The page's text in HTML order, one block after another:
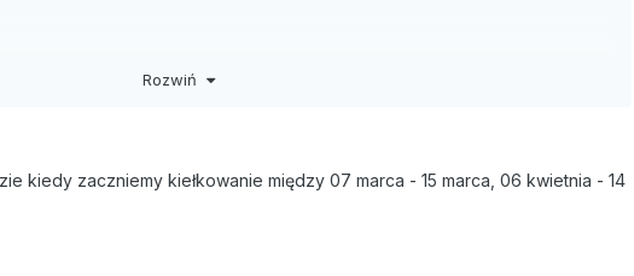
Rozwiń
kiedy zaczniemy kiełkowanie między 07 marca - 15 marca, 06 kwietnia - 14